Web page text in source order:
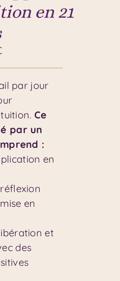
en 21
par jour
Ce
par un
:
en
en
et
des